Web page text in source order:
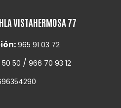
VISTAHERMOSA 77
965 91 03 72
50 / 966 70 93 12